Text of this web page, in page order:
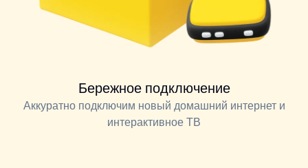
Бережное подключение
Аккуратно подключим новый домашний интернет и
интерактивное ТВ